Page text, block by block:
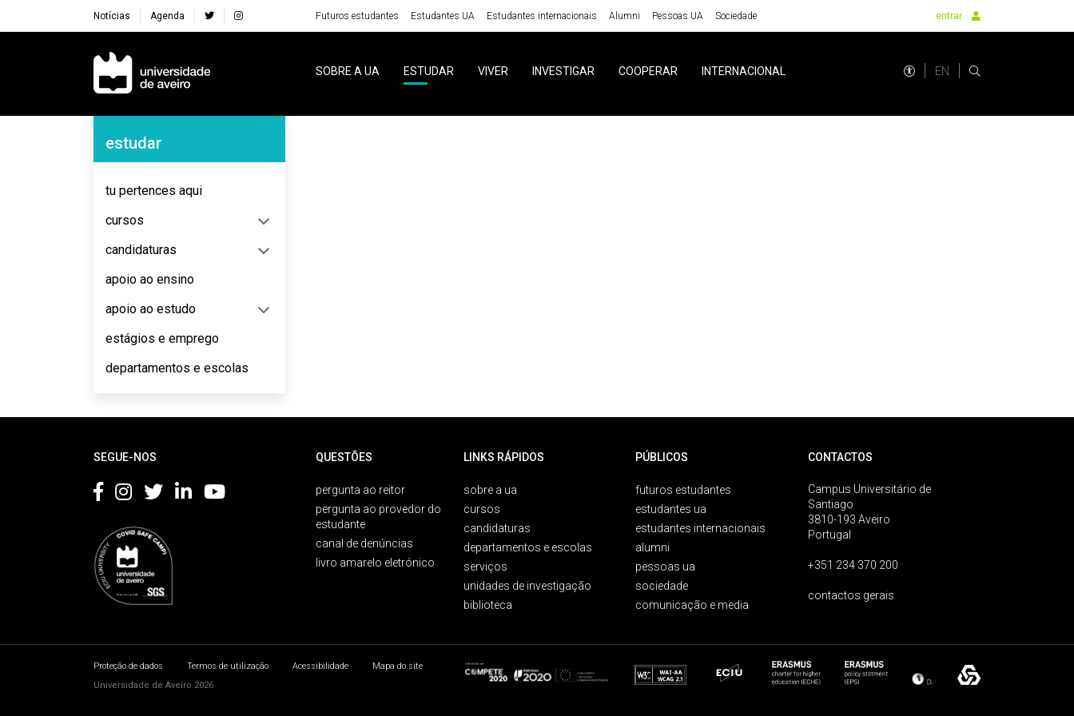
Notícias Agenda Futuros estudantes Estudantes UA Estudantes internacionais Alumni Pessoas UA Sociedade entrar
Navegação Principal
SOBRE A UA ESTUDAR VIVER INVESTIGAR COOPERAR INTERNACIONAL EN
Navegação Lateral
estudar
tu pertences aqui
cursos
candidaturas
apoio ao ensino
apoio ao estudo
estágios e emprego
departamentos e escolas
SEGUE-NOS QUESTÕES
pergunta ao reitor
pergunta ao provedor do
estudante
canal de denúncias
livro amarelo eletrónico
LINKS RÁPIDOS
sobre a ua
cursos
candidaturas
departamentos e escolas
serviços
unidades de investigação
biblioteca
PÚBLICOS
futuros estudantes
estudantes ua
estudantes internacionais
alumni
pessoas ua
sociedade
comunicação e media
CONTACTOS
Campus Universitário de
Santiago
3810-193 Aveiro
Portugal
+351 234 370 200
contactos gerais
Proteção de dados Termos de utilização Acessibilidade
Mapa do site
Universidade de Aveiro 2026